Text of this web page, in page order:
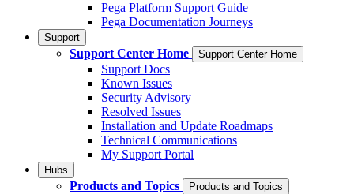
Pega Platform Support Guide
Pega Documentation Journeys
Support
Support Center Home Support Center Home
Support Docs
Known Issues
Security Advisory
Resolved Issues
Installation and Update Roadmaps
Technical Communications
My Support Portal
Hubs
Products and Topics Products and Topics